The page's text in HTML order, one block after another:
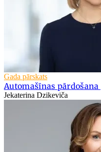
Gada pārskats
Automašīnas
Jekaterina Dzikeviča